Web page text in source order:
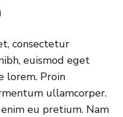
consectetur
euismod eget
lorem. Proin
ullamcorper.
eu pretium. Nam